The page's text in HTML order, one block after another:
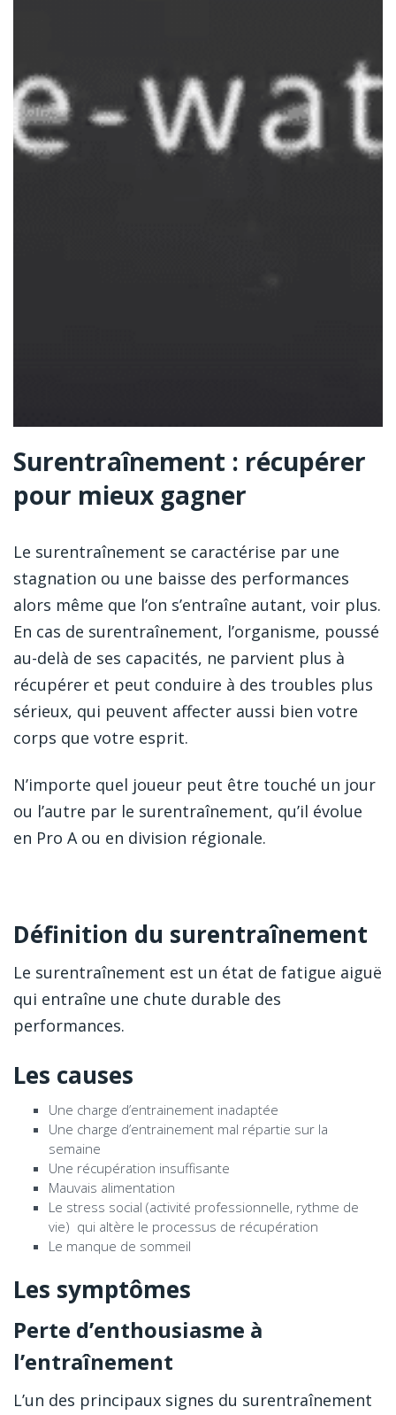
Surentraînement : récupérer
pour mieux gagner
Le surentraînement se caractérise par une
stagnation ou une baisse des performances
alors même que l’on s’entraîne autant, voir plus.
En cas de surentraînement, l’organisme, poussé
au-delà de ses capacités, ne parvient plus à
récupérer et peut conduire à des troubles plus
sérieux, qui peuvent affecter aussi bien votre
corps que votre esprit.
N’importe quel joueur peut être touché un jour
ou l’autre par le surentraînement, qu’il évolue
en Pro A ou en division régionale.
Définition du surentraînement
Le surentraînement est un état de fatigue aiguë
qui entraîne une chute durable des
performances.
Les causes
Une charge d’entrainement inadaptée
Une charge d’entrainement mal répartie sur la
semaine
Une récupération insuffisante
Mauvais alimentation
Le stress social (activité professionnelle, rythme de
vie) qui altère le processus de récupération
Le manque de sommeil
Les symptômes
Perte d’enthousiasme à
l’entraînement
L’un des principaux signes du surentraînement